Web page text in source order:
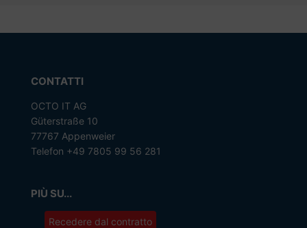
CONTATTI
OCTO IT AG
Güterstraße 10
77767 Appenweier
Telefon +49 7805 99 56 281
PIÙ SU...
Recedere dal contratto